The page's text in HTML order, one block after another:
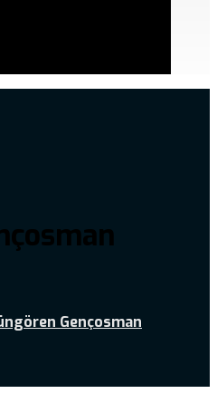
Gençosman